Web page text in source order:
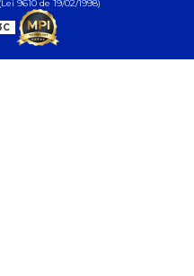
9610 de 19/02/1998)